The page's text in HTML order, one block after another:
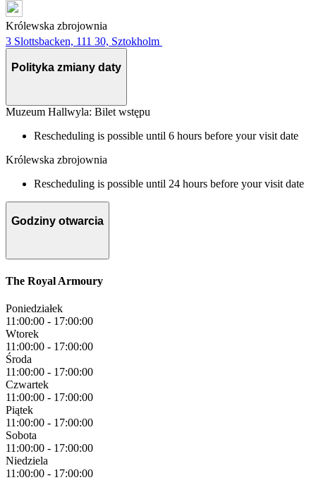
Królewska zbrojownia
3 Slottsbacken, 111 30, Sztokholm
Polityka zmiany daty
Muzeum Hallwyla: Bilet wstępu
Rescheduling is possible until 6 hours before your visit date
Królewska zbrojownia
Rescheduling is possible until 24 hours before your visit date
Godziny otwarcia
The Royal Armoury
Poniedziałek
11:00:00 - 17:00:00
Wtorek
11:00:00 - 17:00:00
Środa
11:00:00 - 17:00:00
Czwartek
11:00:00 - 17:00:00
Piątek
11:00:00 - 17:00:00
Sobota
11:00:00 - 17:00:00
Niedziela
11:00:00 - 17:00:00